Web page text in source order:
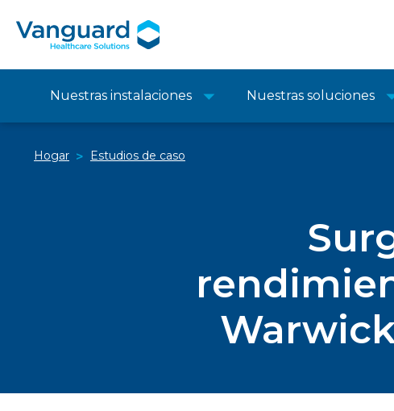
Nuestras instalaciones Nuestras soluciones
Hogar > Estudios de caso